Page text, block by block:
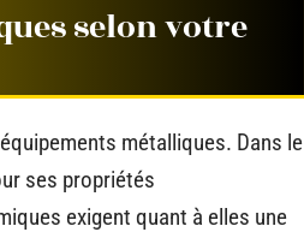
selon votre
métalliques. Dans le
ses propriétés
exigent quant à elles une